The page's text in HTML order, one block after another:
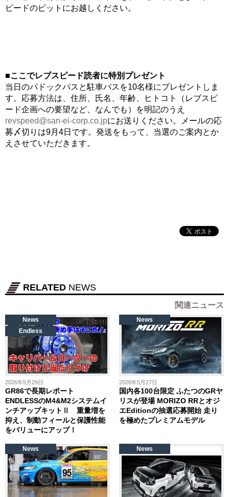
ピードのピットにお越しください。
■ここでレブスピード読者に特別プレゼント
当日のパドックパスと駐車パスを10名様にプレゼントしま
す。応募方法は、住所、氏名、年齢、ヒトコト（レブスピ
ード企画への要望など、なんでも）を明記のうえ
revspeed@san-ei-corp.co.jpにお送りください。メールの応
募〆切りは9月4日です。発送をもって、当選のご案内とか
えさせていただきます。
RELATED NEWS
関連ニュース
2026年5月29日
GR86で長期レポート
ENDLESSのM4&M2システムイ
ンチアップキットⅡ 重量増を
抑え、制動フィールと保護性能
をバリューにアップ！
News
Endless
2026年5月27日
国内各100台限定 ふたつのGRヤ
リスが登場 MORIZO RRとオジ
エEditionの抽選応募開始 走り
を極めたプレミアムモデル
News
News News